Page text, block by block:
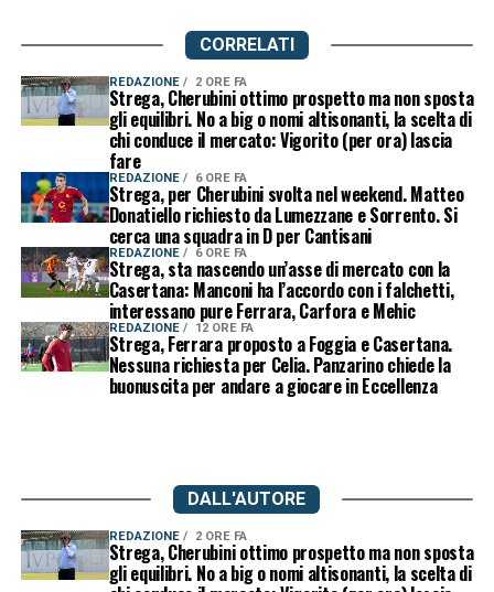
CORRELATI
REDAZIONE 2 ORE FA
Strega, Cherubini ottimo prospetto ma non sposta
gli equilibri. No a big o nomi altisonanti, la scelta di
chi conduce il mercato: Vigorito (per ora) lascia
fare
REDAZIONE 6 ORE FA
Strega, per Cherubini svolta nel weekend. Matteo
Donatiello richiesto da Lumezzane e Sorrento. Si
cerca una squadra in D per Cantisani
REDAZIONE 6 ORE FA
Strega, sta nascendo un’asse di mercato con la
Casertana: Manconi ha l’accordo con i falchetti,
interessano pure Ferrara, Carfora e Mehic
REDAZIONE 12 ORE FA
Strega, Ferrara proposto a Foggia e Casertana.
Nessuna richiesta per Celia. Panzarino chiede la
buonuscita per andare a giocare in Eccellenza
DALL'AUTORE
REDAZIONE 2 ORE FA
Strega, Cherubini ottimo prospetto ma non sposta
gli equilibri. No a big o nomi altisonanti, la scelta di